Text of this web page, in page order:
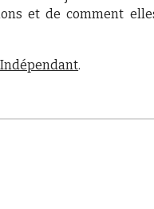
et de comment
.